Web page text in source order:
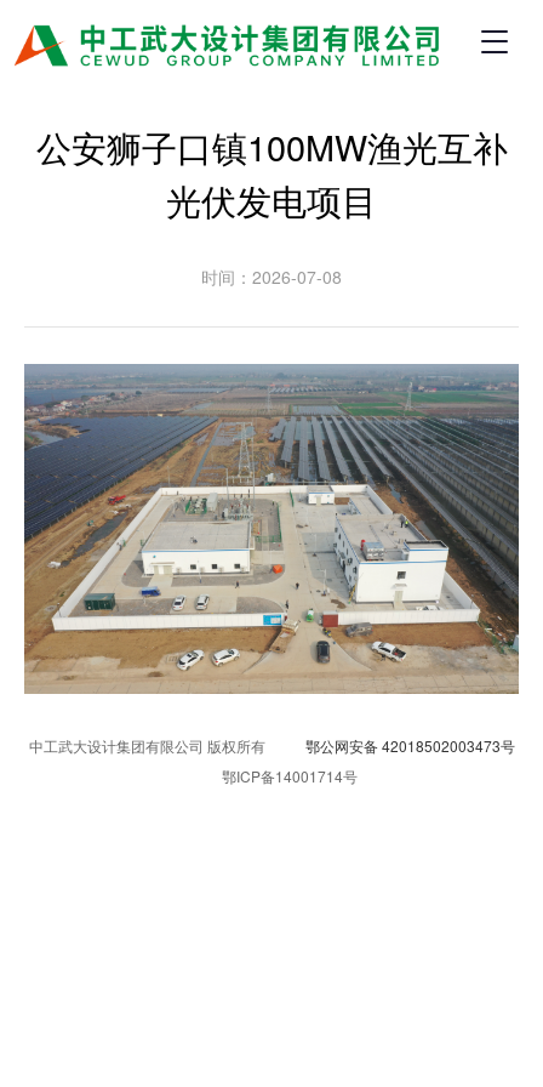
公安狮子口镇100MW渔光互补
光伏发电项目
时间：2026-07-08
中工武大设计集团有限公司 版权所有
鄂公网安备 42018502003473号
鄂ICP备14001714号